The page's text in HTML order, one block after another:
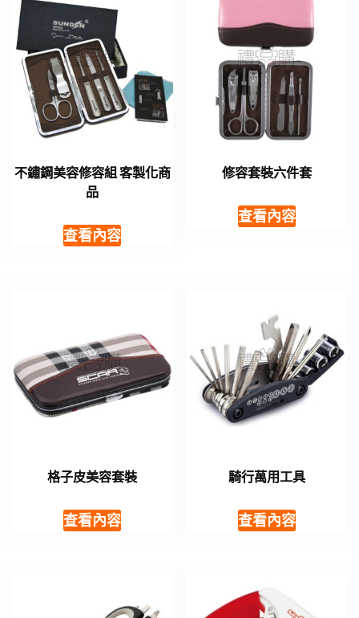
不鏽鋼美容修容組 客製化商
品
查看內容
修容套裝六件套
查看內容
格子皮美容套裝
查看內容
騎行萬用工具
查看內容